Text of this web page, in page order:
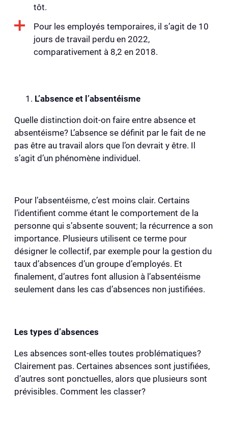
tôt.
Pour les employés temporaires, il s’agit de 10
jours de travail perdu en 2022,
comparativement à 8,2 en 2018.
L’absence et l’absentéisme
Quelle distinction doit-on faire entre absence et
absentéisme? L’absence se définit par le fait de ne
pas être au travail alors que l’on devrait y être. Il
s’agit d’un phénomène individuel.
Pour l’absentéisme, c’est moins clair. Certains
l’identifient comme étant le comportement de la
personne qui s’absente souvent; la récurrence a son
importance. Plusieurs utilisent ce terme pour
désigner le collectif, par exemple pour la gestion du
taux d’absences d’un groupe d’employés. Et
finalement, d’autres font allusion à l’absentéisme
seulement dans les cas d’absences non justifiées.
Les types d’absences
Les absences sont-elles toutes problématiques?
Clairement pas. Certaines absences sont justifiées,
d’autres sont ponctuelles, alors que plusieurs sont
prévisibles. Comment les classer?